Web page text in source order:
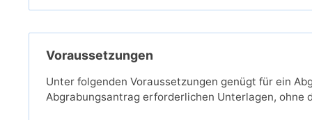
Voraussetzungen
Unter folgenden Voraussetzungen genügt für ein
Abgrabungsantrag erforderlichen Unterlagen, ohne